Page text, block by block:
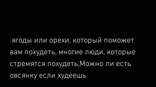
вам похудеть, многие люди, которые
стремятся похудеть,Можно ли есть
овсянку если худеешь